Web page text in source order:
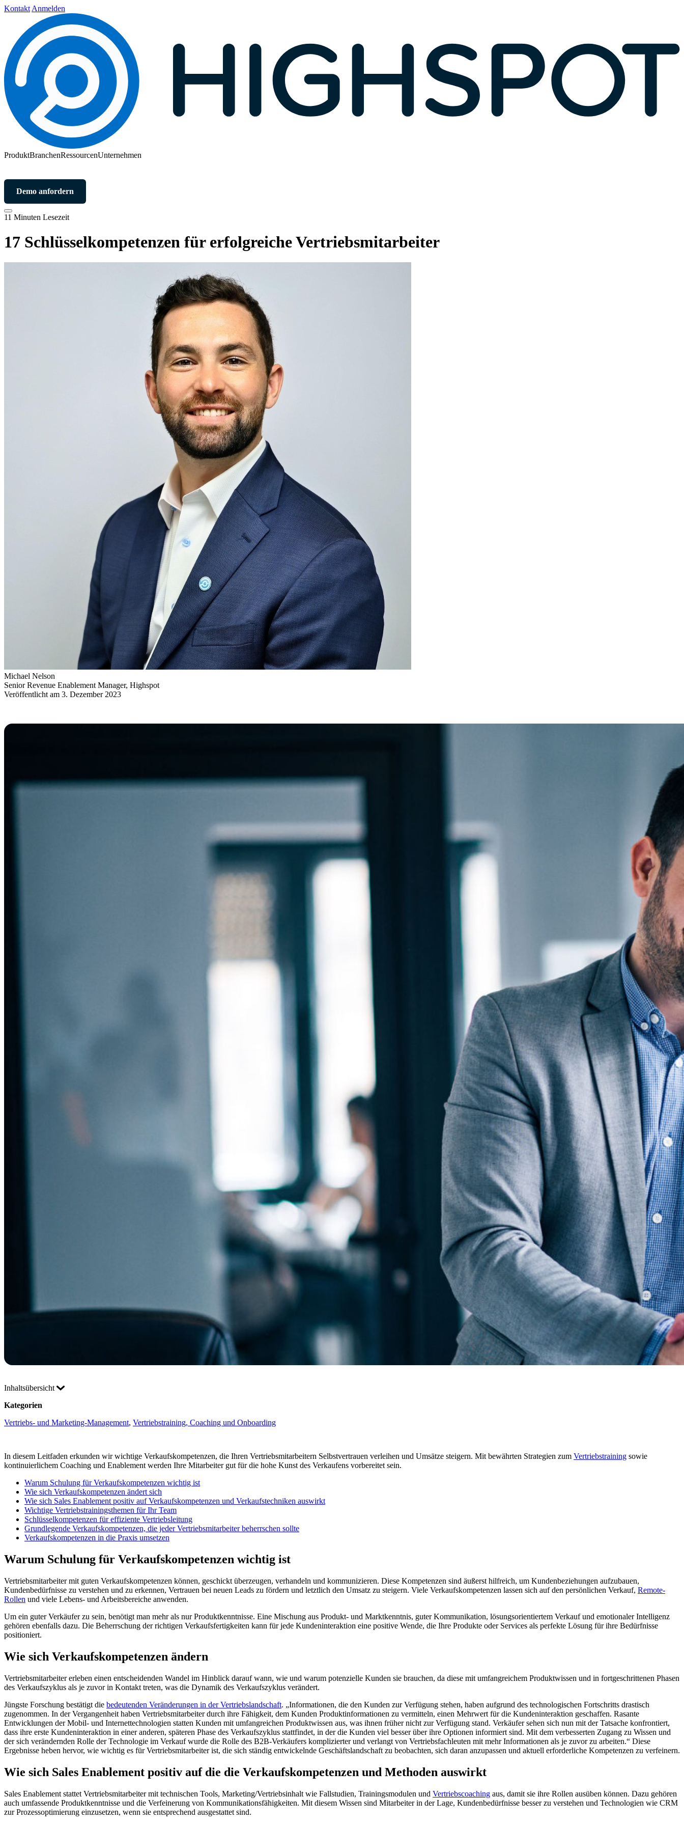
Kontakt Anmelden
ProduktBranchenRessourcenUnternehmen
Demo anfordern
11 Minuten Lesezeit
17 Schlüsselkompetenzen für erfolgreiche Vertriebsmitarbeiter
Michael Nelson
Senior Revenue Enablement Manager, Highspot
Veröffentlicht am 3. Dezember 2023
Inhaltsübersicht
Kategorien
Vertriebs- und Marketing-Management, Vertriebstraining, Coaching und Onboarding
In diesem Leitfaden erkunden wir wichtige Verkaufskompetenzen, die Ihren Vertriebsmitarbeitern Selbstvertrauen verleihen und Umsätze steigern. Mit bewährten Strategien zum Vertriebstraining sowie
kontinuierlichem Coaching und Enablement werden Ihre Mitarbeiter gut für die hohe Kunst des Verkaufens vorbereitet sein.
Warum Schulung für Verkaufskompetenzen wichtig ist
Wie sich Verkaufskompetenzen ändert sich
Wie sich Sales Enablement positiv auf Verkaufskompetenzen und Verkaufstechniken auswirkt
Wichtige Vertriebstrainingsthemen für Ihr Team
Schlüsselkompetenzen für effiziente Vertriebsleitung
Grundlegende Verkaufskompetenzen, die jeder Vertriebsmitarbeiter beherrschen sollte
Verkaufskompetenzen in die Praxis umsetzen
Warum Schulung für Verkaufskompetenzen wichtig ist
Vertriebsmitarbeiter mit guten Verkaufskompetenzen können, geschickt überzeugen, verhandeln und kommunizieren. Diese Kompetenzen sind äußerst hilfreich, um Kundenbeziehungen aufzubauen,
Kundenbedürfnisse zu verstehen und zu erkennen, Vertrauen bei neuen Leads zu fördern und letztlich den Umsatz zu steigern. Viele Verkaufskompetenzen lassen sich auf den persönlichen Verkauf, Remote-
Rollen und viele Lebens- und Arbeitsbereiche anwenden.
Um ein guter Verkäufer zu sein, benötigt man mehr als nur Produktkenntnisse. Eine Mischung aus Produkt- und Marktkenntnis, guter Kommunikation, lösungsorientiertem Verkauf und emotionaler Intelligenz
gehören ebenfalls dazu. Die Beherrschung der richtigen Verkaufsfertigkeiten kann für jede Kundeninteraktion eine positive Wende, die Ihre Produkte oder Services als perfekte Lösung für ihre Bedürfnisse
positioniert.
Wie sich Verkaufskompetenzen ändern
Vertriebsmitarbeiter erleben einen entscheidenden Wandel im Hinblick darauf wann, wie und warum potenzielle Kunden sie brauchen, da diese mit umfangreichem Produktwissen und in fortgeschrittenen Phasen
des Verkaufszyklus als je zuvor in Kontakt treten, was die Dynamik des Verkaufszyklus verändert.
Jüngste Forschung bestätigt die bedeutenden Veränderungen in der Vertriebslandschaft. „Informationen, die den Kunden zur Verfügung stehen, haben aufgrund des technologischen Fortschritts drastisch
zugenommen. In der Vergangenheit haben Vertriebsmitarbeiter durch ihre Fähigkeit, dem Kunden Produktinformationen zu vermitteln, einen Mehrwert für die Kundeninteraktion geschaffen. Rasante
Entwicklungen der Mobil- und Internettechnologien statten Kunden mit umfangreichen Produktwissen aus, was ihnen früher nicht zur Verfügung stand. Verkäufer sehen sich nun mit der Tatsache konfrontiert,
dass ihre erste Kundeninteraktion in einer anderen, späteren Phase des Verkaufszyklus stattfindet, in der die Kunden viel besser über ihre Optionen informiert sind. Mit dem verbesserten Zugang zu Wissen und
der sich verändernden Rolle der Technologie im Verkauf wurde die Rolle des B2B-Verkäufers komplizierter und verlangt von Vertriebsfachleuten mit mehr Informationen als je zuvor zu arbeiten.“ Diese
Ergebnisse heben hervor, wie wichtig es für Vertriebsmitarbeiter ist, die sich ständig entwickelnde Geschäftslandschaft zu beobachten, sich daran anzupassen und aktuell erforderliche Kompetenzen zu verfeinern.
Wie sich Sales Enablement positiv auf die die Verkaufskompetenzen und Methoden auswirkt
Sales Enablement stattet Vertriebsmitarbeiter mit technischen Tools, Marketing/Vertriebsinhalt wie Fallstudien, Trainingsmodulen und Vertriebscoaching aus, damit sie ihre Rollen ausüben können. Dazu gehören
auch umfassende Produktkenntnisse und die Verfeinerung von Kommunikationsfähigkeiten. Mit diesem Wissen sind Mitarbeiter in der Lage, Kundenbedürfnisse besser zu verstehen und Technologien wie CRM
zur Prozessoptimierung einzusetzen, wenn sie entsprechend ausgestattet sind.